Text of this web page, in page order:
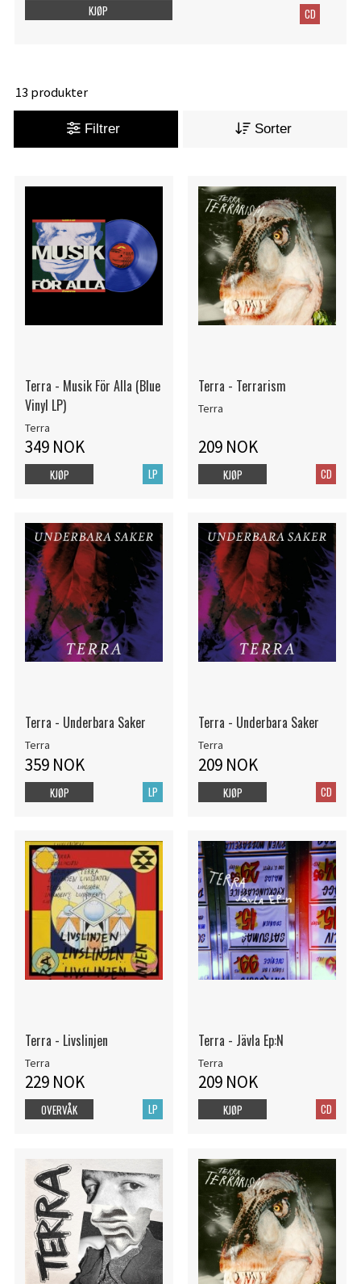
CD
KJØP
13 produkter
Filtrer Sorter
Terra - Musik För Alla (Blue
Vinyl LP)
Terra
349 NOK
LP
KJØP
Terra - Terrarism
Terra
209 NOK
CD
KJØP
Terra - Underbara Saker
Terra
359 NOK
LP
KJØP
Terra - Underbara Saker
Terra
209 NOK
CD
KJØP
Terra - Livslinjen
Terra
229 NOK
LP
OVERVÅK
Terra - Jävla Ep:N
Terra
209 NOK
CD
KJØP